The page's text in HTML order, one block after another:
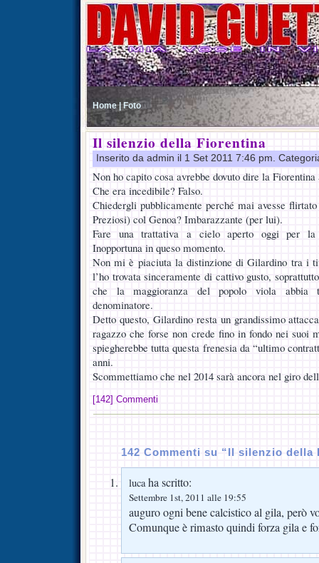
Home | Foto
Il silenzio della Fiorentina
Inserito da admin il 1 Set 2011 7:46 pm.
Non ho capito cosa avrebbe dovuto dire la
Che era incedibile? Falso.
Chiedergli pubblicamente perché mai avesse
Preziosi) col Genoa? Imbarazzante (per lui).
Fare una trattativa a cielo aperto oggi per la
Inopportuna in queso momento.
Non mi è piaciuta la distinzione di Gilardino tra i
l’ho trovata sinceramente di cattivo gusto,
che la maggioranza del popolo viola abbia
denominatore.
Detto questo, Gilardino resta un grandissimo
ragazzo che forse non crede fino in fondo nei suoi
spiegherebbe tutta questa frenesia da “ultimo
anni.
Scommettiamo che nel 2014 sarà ancora nel giro
[142] Commenti
142 Commenti su “Il silenzio della
lucaha scritto:
Settembre 1st, 2011 alle 19:55
auguro ogni bene calcistico al gila, però
Comunque è rimasto quindi forza gila e